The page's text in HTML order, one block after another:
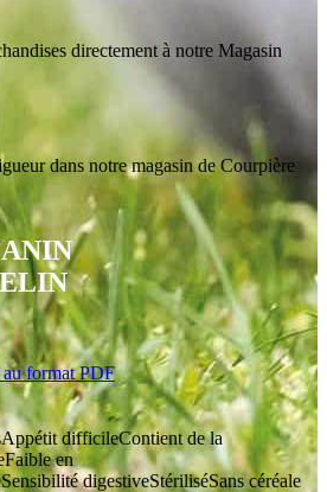
directement à notre Magasin
dans notre magasin de Courpière
format PDF
Appétit difficileContient de la
Faible en
Sensibilité digestiveStériliséSans céréale